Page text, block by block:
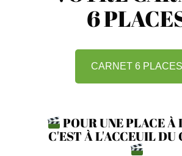
6
CARNET 6 PLACES
POUR UNE PLACE À
C'EST À L'ACCEUIL DU